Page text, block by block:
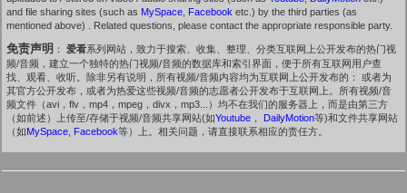
and file sharing sites (such as MySpace Facebook etc.) by the third parties (as
mentioned above) . Related questions, please contact the appropriate responsible party.
免责声明 ： 爱看系列网站，致力于搜索、收集、整理、分类互联网上公开发布的热门视
频/音频，建立一个独特的热门视频/音频的数据库和索引界面，便于所有互联网用户查
找、观看、收听。除非另有说明，所有视频/音频内容均为互联网上公开发布的： 或者为
其官方公开发布，或者为热爱这些视频/音频的志愿者公开发布于互联网上。所有视频/音
频文件（avi，flv，mp4，mpeg，divx，mp3...）均不在我们的服务器上，而是由第三方
（如前述）上传至/存储于视频/音频共享网站(如Youtube ， DailyMotion等)和文件共享网站
（如MySpace Facebook等）上。相关问题，请直接联系相应的责任方。